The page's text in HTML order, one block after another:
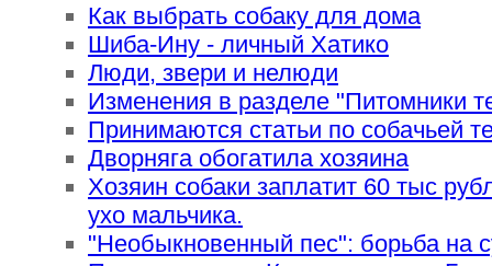
Как выбрать собаку для дома
Шиба-Ину - личный Хатико
Люди, звери и нелюди
Изменения в разделе "Питомники
Принимаются статьи по собачьей
Дворняга обогатила хозяина
Хозяин собаки заплатит 60 тыс
ухо мальчика.
"Необыкновенный пес": борьба на